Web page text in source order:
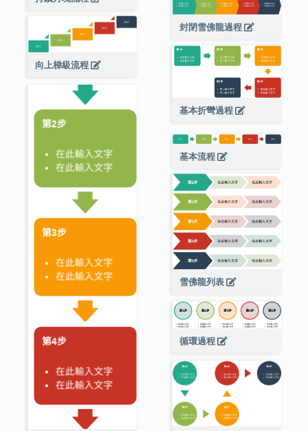
封閉雪佛龍過程
向上梯級流程
基本折彎過程
基本流程
雪佛龍列表
循環過程